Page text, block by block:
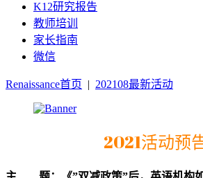
K12研究报告
教师培训
家长指南
微信
Renaissance首页 | 202108最新活动
2021活动预